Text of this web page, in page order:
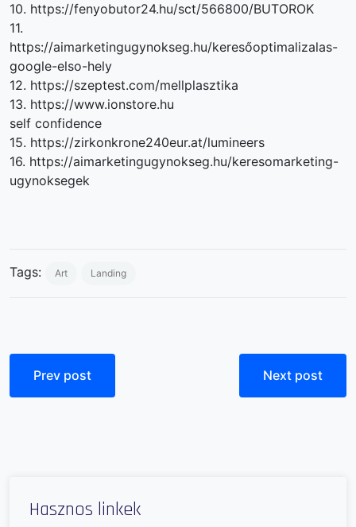
10. https://fenyobutor24.hu/sct/566800/BUTOROK
11.
https://aimarketingugynokseg.hu/keresőoptimalizalas-
google-elso-hely
12. https://szeptest.com/mellplasztika
13. https://www.ionstore.hu
self confidence
15. https://zirkonkrone240eur.at/lumineers
16. https://aimarketingugynokseg.hu/keresomarketing-
ugynoksegek
Tags: Art Landing
Prev post Next post
Hasznos linkek